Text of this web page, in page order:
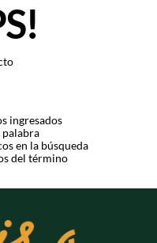
ingresados
en la búsqueda
del término